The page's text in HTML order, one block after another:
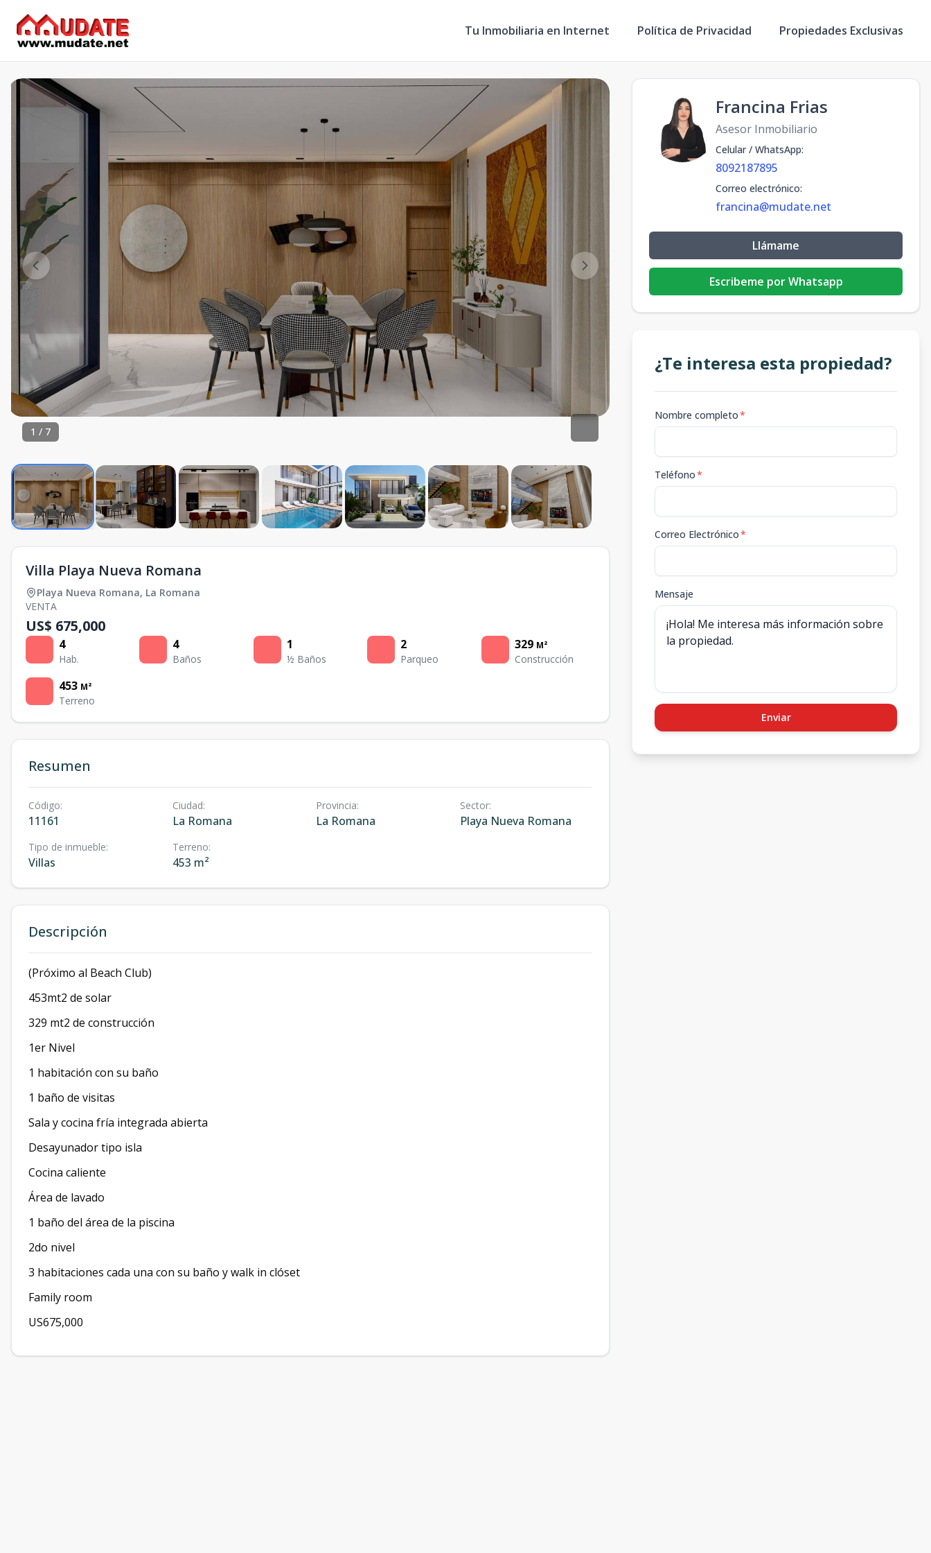
Tu Inmobiliaria en Internet Política de Privacidad Propiedades Exclusivas
1 / 7
Villa Playa Nueva Romana
Playa Nueva Romana, La Romana
VENTA
US$ 675,000
4
Hab.
4
Baños
1
½ Baños
2
Parqueo
329 M²
Construcción
453 M²
Terreno
Resumen
Código:
11161
Ciudad:
La Romana
Provincia:
La Romana
Sector:
Playa Nueva Romana
Tipo de inmueble:
Villas
Terreno:
453 m²
Descripción
(Próximo al Beach Club)
453mt2 de solar
329 mt2 de construcción
1er Nivel
1 habitación con su baño
1 baño de visitas
Sala y cocina fría integrada abierta
Desayunador tipo isla
Cocina caliente
Área de lavado
1 baño del área de la piscina
2do nivel
3 habitaciones cada una con su baño y walk in clóset
Family room
US675,000
Francina Frias
Asesor Inmobiliario
Celular / WhatsApp:
8092187895
Correo electrónico:
francina@mudate.net
Llámame
Escribeme por Whatsapp
¿Te interesa esta propiedad?
Nombre completo*
Teléfono*
Correo Electrónico*
Mensaje
Enviar